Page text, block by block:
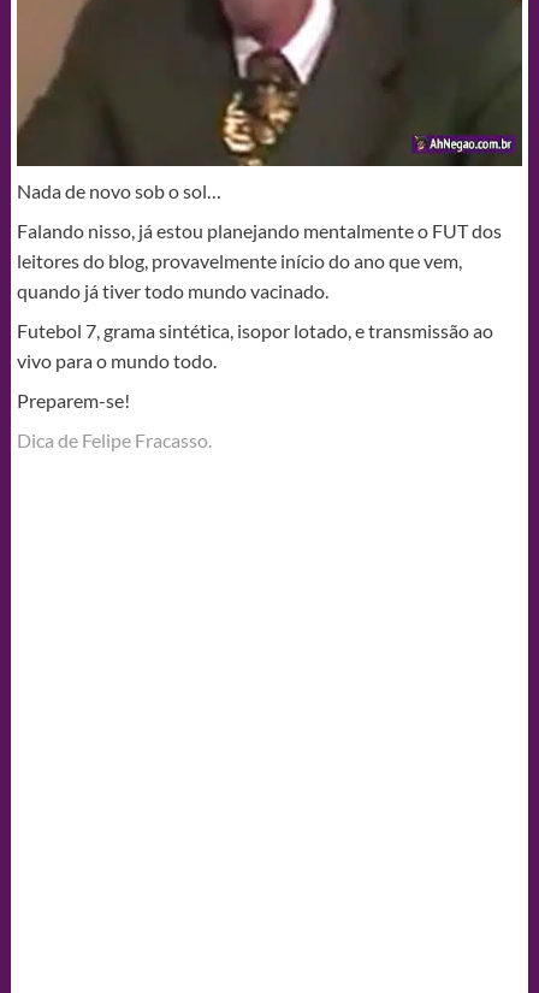
Nada de novo sob o sol…
Falando nisso, já estou planejando mentalmente o FUT dos
leitores do blog, provavelmente início do ano que vem,
quando já tiver todo mundo vacinado.
Futebol 7, grama sintética, isopor lotado, e transmissão ao
vivo para o mundo todo.
Preparem-se!
Dica de Felipe Fracasso.